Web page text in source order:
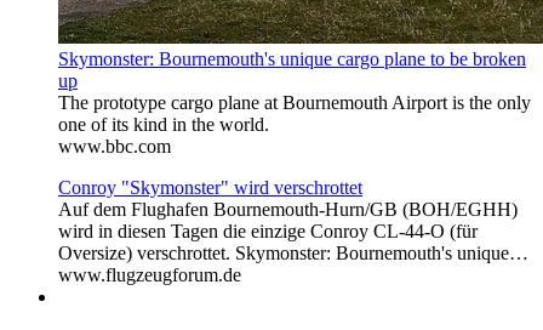
Skymonster: Bournemouth's unique cargo plane to be broken
up
The prototype cargo plane at Bournemouth Airport is the only
one of its kind in the world.
www.bbc.com
Conroy "Skymonster" wird verschrottet
Auf dem Flughafen Bournemouth-Hurn/GB (BOH/EGHH)
wird in diesen Tagen die einzige Conroy CL-44-O (für
Oversize) verschrottet. Skymonster: Bournemouth's unique…
www.flugzeugforum.de